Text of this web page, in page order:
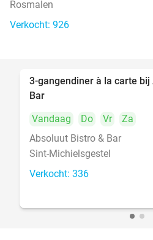
Rosmalen
Verkocht: 926
3-gangendiner à la carte
Bar
Vandaag
Do Vr
Za
Absoluut Bistro & Bar
Sint-Michielsgestel
Verkocht: 336